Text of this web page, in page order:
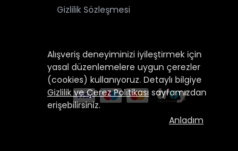
Alışveriş deneyiminizi iyileştirmek için
yasal düzenlemelere uygun çerezler
(cookies) kullanıyoruz. Detaylı bilgiye
Gizlilik ve Çerez Politikası sayfamızdan
erişebilirsiniz.
Anladım
Gizlilik Sözleşmesi